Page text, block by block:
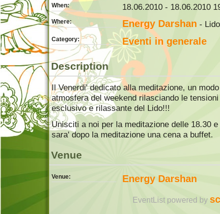
When: 18.06.2010 - 18.06.2010
Where: Energy Darshan -
Category: Eventi in generale
Description
Il Venerdi' dedicato alla meditazione, un
atmosfera del weekend rilasciando le
esclusivo e rilassante del Lido!!!
Unisciti a noi per la meditazione delle 18.30
sara' dopo la meditazione una cena a buffet.
Venue
Venue: Energy Darshan
EventList powered by